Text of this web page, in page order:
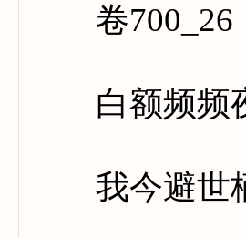
卷700_26
白额频频夜
我今避世栖